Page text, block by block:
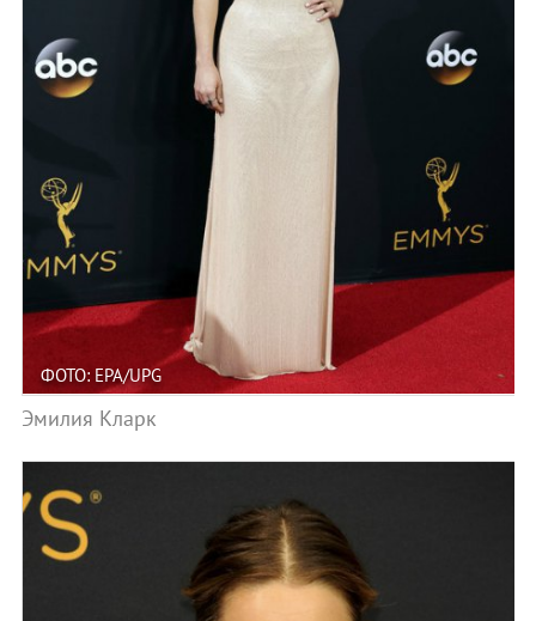
ФОТО: EPA/UPG
Эмилия Кларк